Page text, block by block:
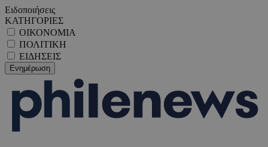
Ειδοποιήσεις
ΚΑΤΗΓΟΡΙΕΣ
ΟΙΚΟΝΟΜΙΑ
ΠΟΛΙΤΙΚΗ
ΕΙΔΗΣΕΙΣ